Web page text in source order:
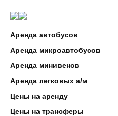
Аренда автобусов
Аренда микроавтобусов
Аренда минивенов
Аренда легковых а/м
Цены на аренду
Цены на трансферы